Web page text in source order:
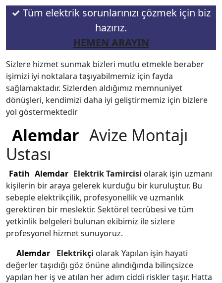
✓ Tüm elektrik sorunlarınızı çözmek için biz
hazırız.
HEMEN ARAYIN
Sizlere hizmet sunmak bizleri mutlu etmekle beraber
işimizi iyi noktalara taşıyabilmemiz için fayda
sağlamaktadır. Sizlerden aldığımız memnuniyet
dönüşleri, kendimizi daha iyi geliştirmemiz için bizlere
yol göstermektedir
Alemdar Avize Montajı
Ustası
Fatih Alemdar Elektrik Tamircisi olarak işin uzmanı
kişilerin bir araya gelerek kurduğu bir kuruluştur. Bu
sebeple elektrikçilik, profesyonellik ve uzmanlık
gerektiren bir meslektir. Sektörel tecrübesi ve tüm
yetkinlik belgeleri bulunan ekibimiz ile sizlere
profesyonel hizmet sunuyoruz.
Alemdar
Elektrikçi olarak Yapılan işin hayati
değerler taşıdığı göz önüne alındığında bilinçsizce
yapılan her iş ve atılan her adım ciddi riskler taşır. Hatta